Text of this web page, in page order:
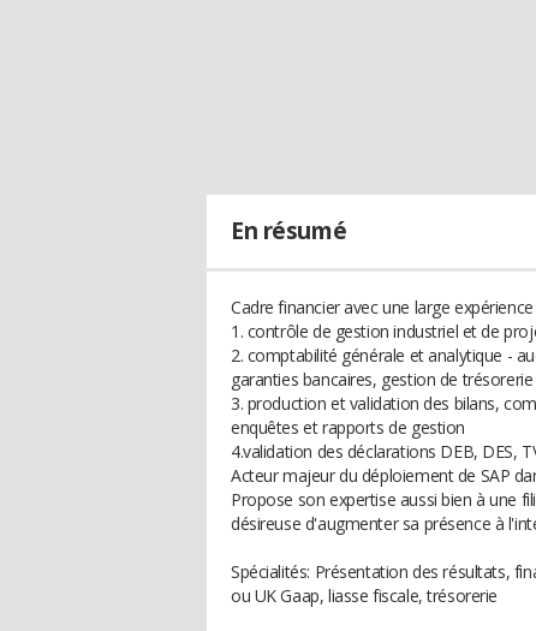
En résumé
Cadre financier avec une large
1. contrôle de gestion industriel et de
2. comptabilité générale et analytique -
garanties bancaires, gestion de trésorerie
3. production et validation des bilans,
enquêtes et rapports de gestion
4.validation des déclarations DEB, DES,
Acteur majeur du déploiement de SAP
Propose son expertise aussi bien à une
désireuse d'augmenter sa présence à
Spécialités: Présentation des résultats,
ou UK Gaap, liasse fiscale, trésorerie